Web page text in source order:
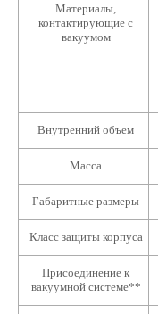
Материалы,
контактирующие с
вакуумом
Внутренний объем
Масса
Габаритные размеры
Класс защиты корпуса
Присоединение к
вакуумной системе**